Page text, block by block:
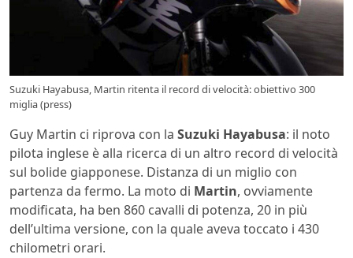
Suzuki Hayabusa, Martin ritenta il record di velocità: obiettivo 300
miglia (press)
Guy Martin ci riprova con la Suzuki Hayabusa: il noto
pilota inglese è alla ricerca di un altro record di velocità
sul bolide giapponese. Distanza di un miglio con
partenza da fermo. La moto di Martin, ovviamente
modificata, ha ben 860 cavalli di potenza, 20 in più
dell’ultima versione, con la quale aveva toccato i 430
chilometri orari.